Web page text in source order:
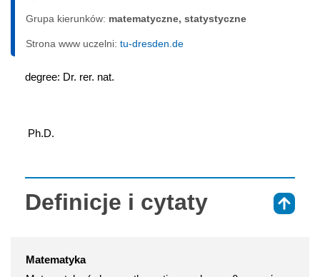
Grupa kierunków: matematyczne, statystyczne
Strona www uczelni: tu-dresden.de
degree: Dr. rer. nat.
Ph.D.
Definicje i cytaty
Matematyka